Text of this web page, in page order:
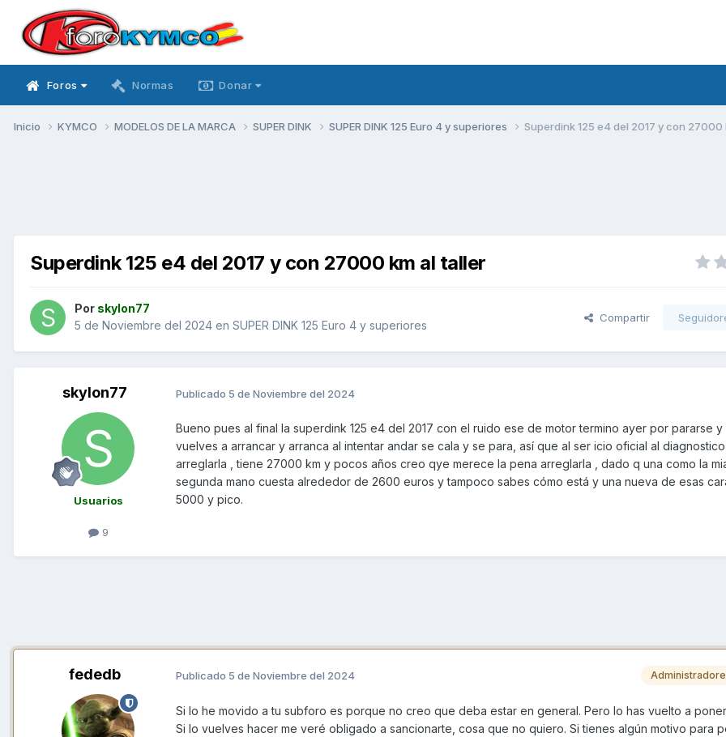
Foros Normas Donar
Inicio KYMCO MODELOS DE LA MARCA SUPER DINK SUPER DINK 125 Euro 4 y superiores Superdink 125 e4 del 2017 y con 27000
Superdink 125 e4 del 2017 y con 27000 km al taller
Por skylon77
5 de Noviembre del 2024 en SUPER DINK 125 Euro 4 y superiores
Compartir
skylon77
Usuarios
9
Publicado 5 de Noviembre del 2024
Bueno pues al final la superdink 125 e4 del 2017 con el ruido ese de motor termino ayer por pararse y
vuelves a arrancar y arranca al intentar andar se cala y se para, así que al ser icio oficial al
arreglarla , tiene 27000 km y pocos años creo qye merece la pena arreglarla , dado q una como la
segunda mano cuesta alrededor de 2600 euros y tampoco sabes cómo está y una nueva de esas
5000 y pico.
fededb Publicado 5 de Noviembre del 2024
Si lo he movido a tu subforo es porque no creo que deba estar en general. Pero lo has vuelto a
Si lo vuelves hacer me veré obligado a sancionarte, cosa que no quiero. Si tienes algún motivo para